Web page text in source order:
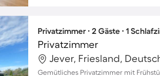
Privatzimmer ∙ 2 Gäste ∙ 1
Privatzimmer
Jever, Friesland,
Gemütliches Privatzimmer mit